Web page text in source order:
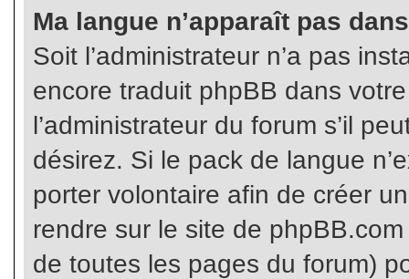
Ma langue n’apparaît pas
Soit l’administrateur n’a pas
encore traduit phpBB dans
l’administrateur du forum s’il
désirez. Si le pack de langue
porter volontaire afin de créer
rendre sur le site de
de toutes les pages du forum)